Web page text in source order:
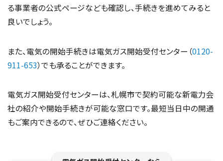
る事業者の公式ページなども確認し、手続きを進めてみると
良いでしょう。
また、電気の開始手続きは電気ガス開始受付センター（0120-
911-653）でも承ることができます。
電気ガス開始受付センターは、札幌市で契約可能な新電力会
社の紹介や開始手続きが可能な窓口です。最短当日中の開通
もご案内できるので、ぜひご連絡ください。